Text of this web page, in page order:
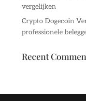
vergelijken
Crypto Dogecoin
professionele
Recent